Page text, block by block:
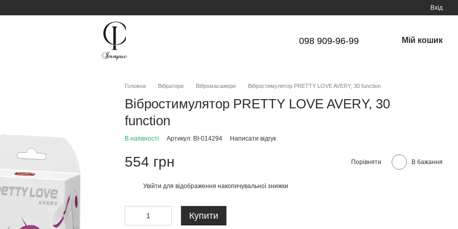
Вхід
098 909-96-99 Мій кошик
Головна Вібратори Вібромасажери Вібростимулятор PRETTY LOVE AVERY, 30 function
Вібростимулятор PRETTY LOVE AVERY, 30
function
В наявності Артикул: BI-014294 Написати відгук
554 грн Порівняти В бажання
Увійти для відображення накопичувальної знижки
Купити